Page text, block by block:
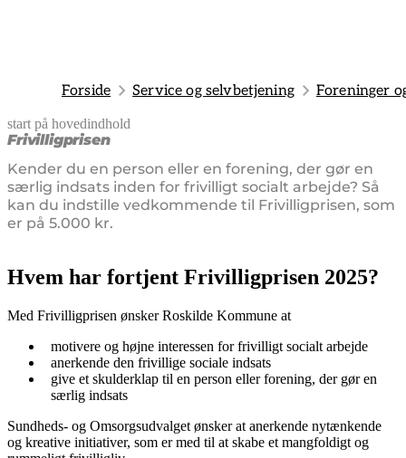
Forside Service og selvbetjening Foreninger
start på hovedindhold
Frivilligprisen
Kender du en person eller en forening, der gør en
særlig indsats inden for frivilligt socialt arbejde? Så
kan du indstille vedkommende til Frivilligprisen, som
er på 5.000 kr.
senest opdateret 12. marts 2026
Hvem har fortjent Frivilligprisen 2025?
Med Frivilligprisen ønsker Roskilde Kommune at
motivere og højne interessen for frivilligt socialt arbejde
anerkende den frivillige sociale indsats
give et skulderklap til en person eller forening, der gør en
særlig indsats
Sundheds- og Omsorgsudvalget ønsker at anerkende nytænkende
og kreative initiativer, som er med til at skabe et mangfoldigt og